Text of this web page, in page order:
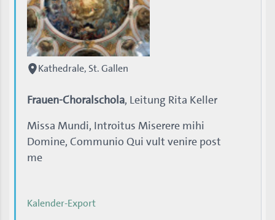
Kathedrale, St. Gallen
Frauen-Choralschola, Leitung Rita Keller
Missa Mundi, Introitus Miserere mihi
Domine, Communio Qui vult venire post
me
Kalender-Export